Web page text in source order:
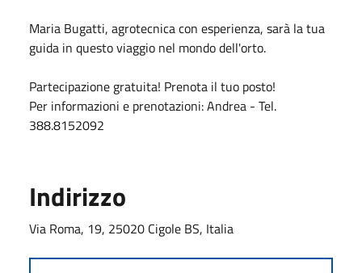
Maria Bugatti, agrotecnica con esperienza, sarà la tua
guida in questo viaggio nel mondo dell'orto.
Partecipazione gratuita! Prenota il tuo posto!
Per informazioni e prenotazioni: Andrea - Tel.
388.8152092
Indirizzo
Via Roma, 19, 25020 Cigole BS, Italia